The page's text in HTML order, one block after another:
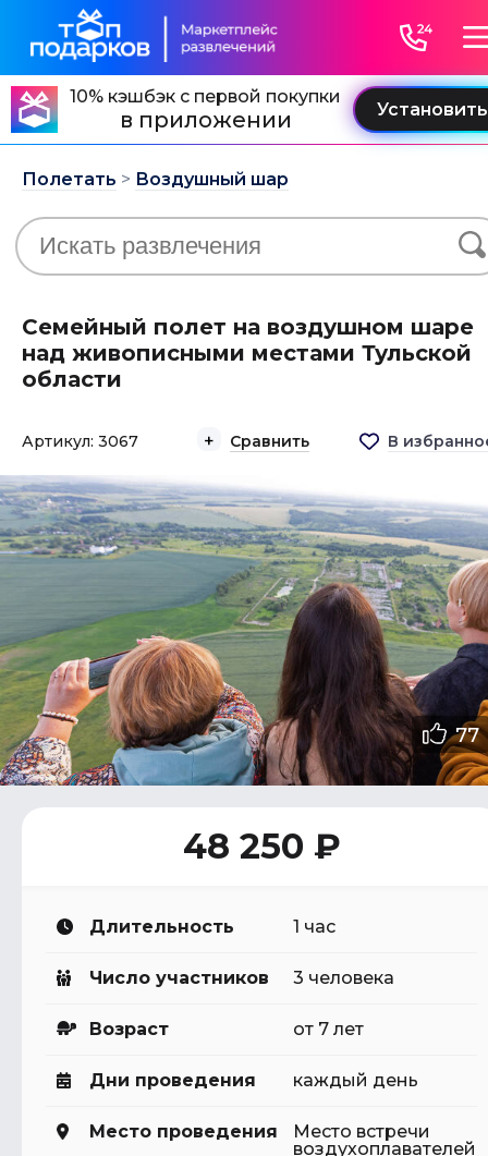
10% кэшбэк с первой покупки
в приложении
Полетать > Воздушный шар
Семейный полет на воздушном шаре
над живописными местами Тульской
области
Артикул: 3067 Сравнить В
77
48 250 ₽
Длительность 1 час
Число участников 3 человека
Возраст от 7 лет
Дни проведения каждый день
Место проведения
Место встречи
воздухоплавателей